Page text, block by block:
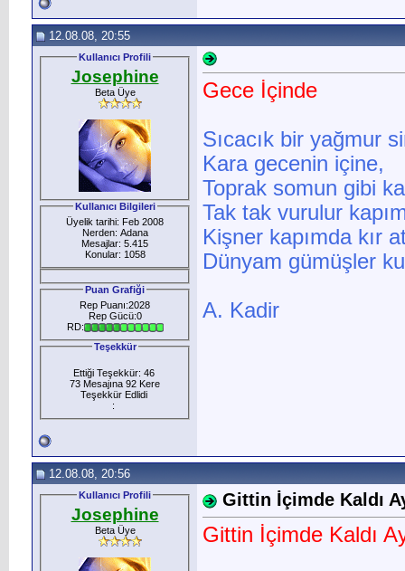
12.08.08, 20:55
Kullanıcı Profili
Josephine
Beta Üye
Kullanıcı Bilgileri
Üyelik tarihi: Feb 2008
Nerden: Adana
Mesajlar: 5.415
Konular: 1058
Puan Grafiği
Rep Puanı:2028
Rep Gücü:0
RD:
Teşekkür
Ettiği Teşekkür: 46
73 Mesajına 92 Kere
Teşekkür Edlidi
:
Gece İçinde
Sıcacık bir yağmur
Kara gecenin içine,
Toprak somun gibi
Tak tak vurulur
Kişner kapımda kır
Dünyam gümüşler
A. Kadir
12.08.08, 20:56
Kullanıcı Profili
Josephine
Beta Üye
Gittin İçimde Kaldı
Gittin İçimde Kaldı